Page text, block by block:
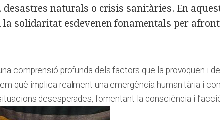
naturals o crisis sanitàries.​ En
solidaritat esdevenen fonamentals per
comprensió profunda​ dels factors ‌que la provoquen i⁢
què implica‌ realment una emergència humanitària ⁣i
desesperades, fomentant la ⁢consciència ​i‍